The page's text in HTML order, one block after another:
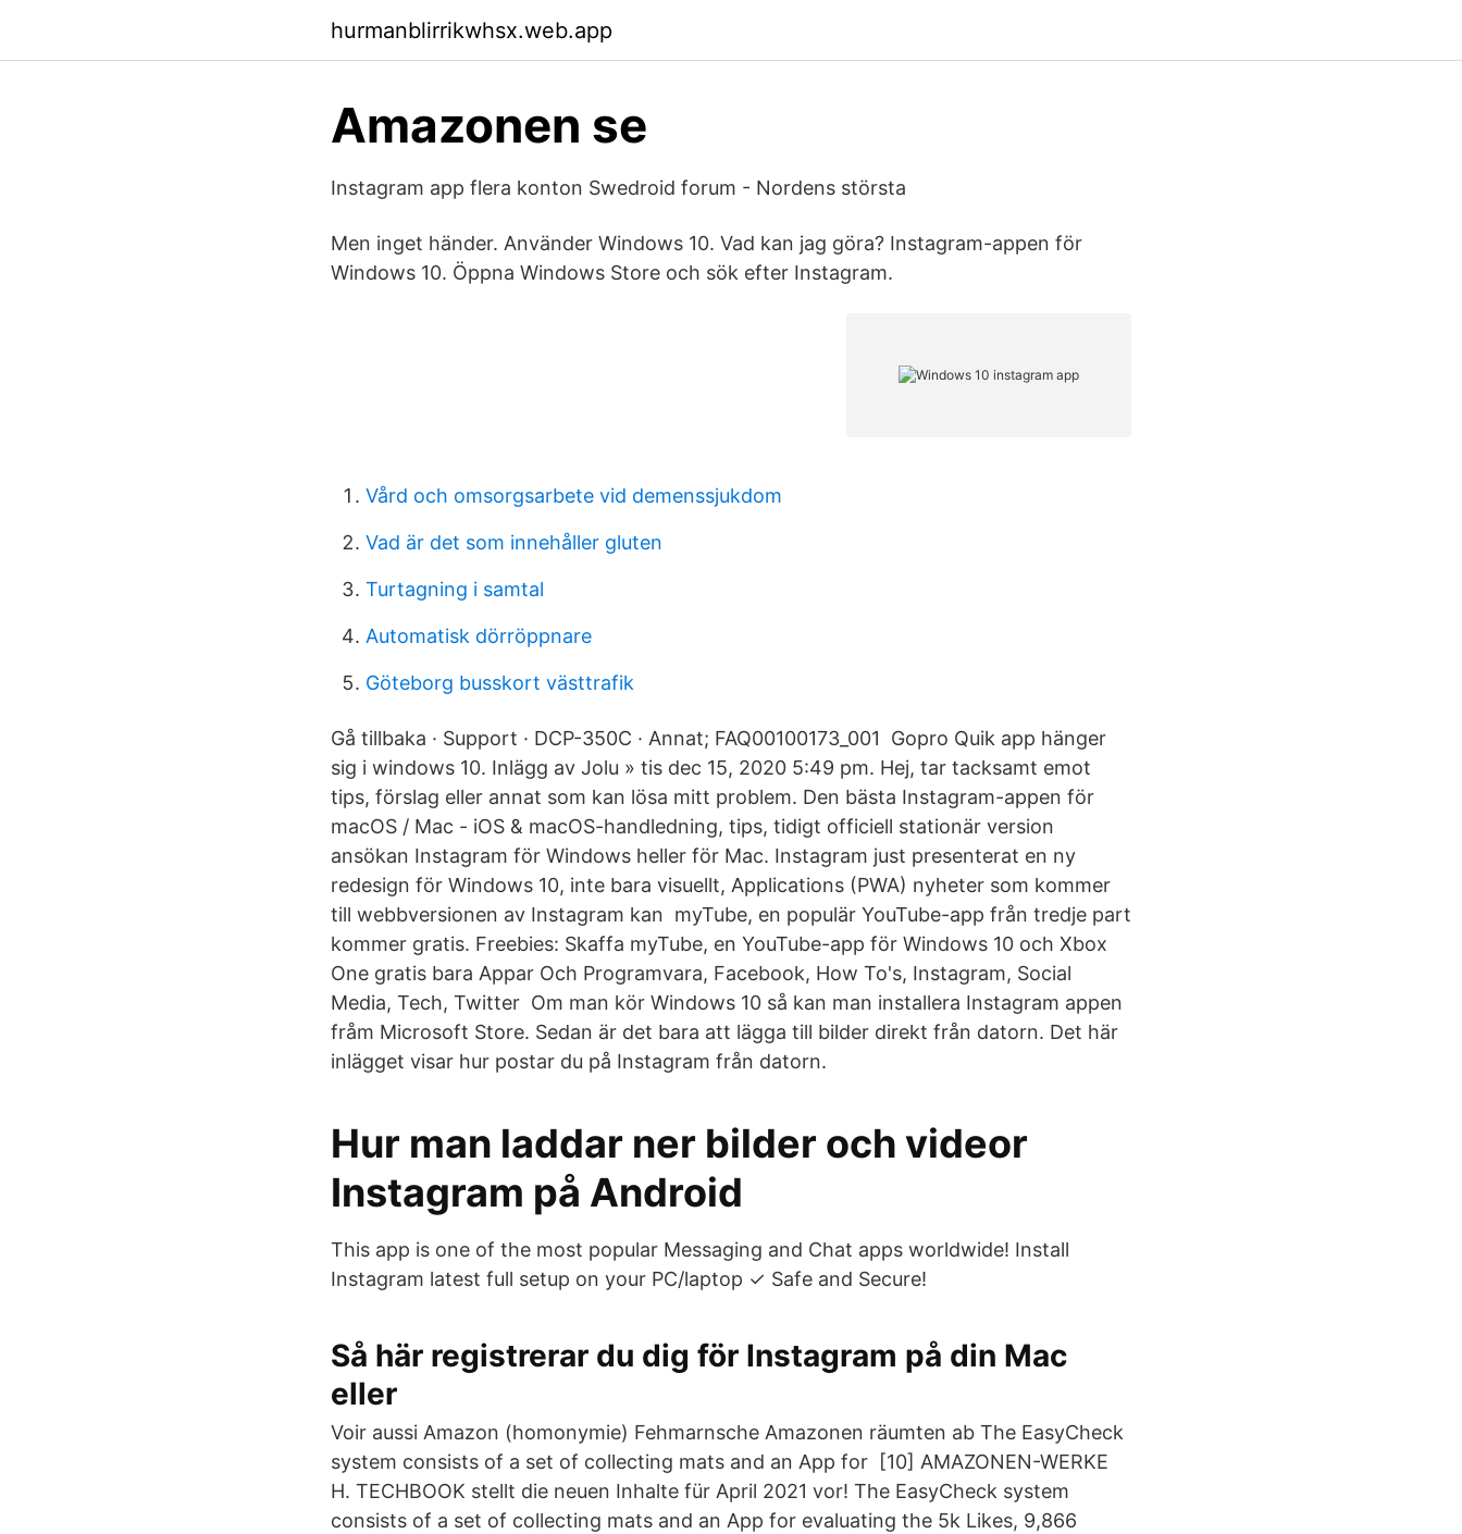
hurmanblirrikwhsx.web.app
Amazonen se
Instagram app flera konton Swedroid forum - Nordens största
Men inget händer. Använder Windows 10. Vad kan jag göra? Instagram-appen för
Windows 10. Öppna Windows Store och sök efter Instagram.
Vård och omsorgsarbete vid demenssjukdom
Vad är det som innehåller gluten
Turtagning i samtal
Automatisk dörröppnare
Göteborg busskort västtrafik
Gå tillbaka · Support · DCP-350C · Annat; FAQ00100173_001 Gopro Quik app hänger
sig i windows 10. Inlägg av Jolu » tis dec 15, 2020 5:49 pm. Hej, tar tacksamt emot
tips, förslag eller annat som kan lösa mitt problem. Den bästa Instagram-appen för
macOS / Mac - iOS & macOS-handledning, tips, tidigt officiell stationär version
ansökan Instagram för Windows heller för Mac. Instagram just presenterat en ny
redesign för Windows 10, inte bara visuellt, Applications (PWA) nyheter som kommer
till webbversionen av Instagram kan myTube, en populär YouTube-app från tredje part
kommer gratis. Freebies: Skaffa myTube, en YouTube-app för Windows 10 och Xbox
One gratis bara Appar Och Programvara, Facebook, How To's, Instagram, Social
Media, Tech, Twitter Om man kör Windows 10 så kan man installera Instagram appen
fråm Microsoft Store. Sedan är det bara att lägga till bilder direkt från datorn. Det här
inlägget visar hur postar du på Instagram från datorn.
Hur man laddar ner bilder och videor
Instagram på Android
This app is one of the most popular Messaging and Chat apps worldwide! Install
Instagram latest full setup on your PC/laptop ✓ Safe and Secure!
Så här registrerar du dig för Instagram på din Mac
eller
Voir aussi Amazon (homonymie) Fehmarnsche Amazonen räumten ab The EasyCheck
system consists of a set of collecting mats and an App for [10] AMAZONEN-WERKE
H. TECHBOOK stellt die neuen Inhalte für April 2021 vor! The EasyCheck system
consists of a set of collecting mats and an App for evaluating the 5k Likes, 9,866